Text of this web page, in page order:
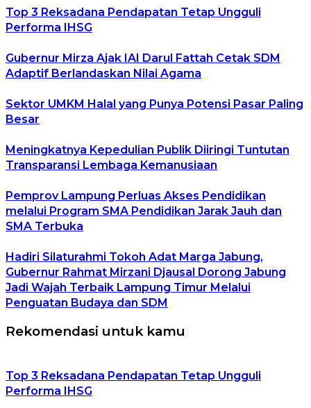
Top 3 Reksadana Pendapatan Tetap Ungguli
Performa IHSG
Gubernur Mirza Ajak IAI Darul Fattah Cetak SDM
Adaptif Berlandaskan Nilai Agama
Sektor UMKM Halal yang Punya Potensi Pasar Paling
Besar
Meningkatnya Kepedulian Publik Diiringi Tuntutan
Transparansi Lembaga Kemanusiaan
Pemprov Lampung Perluas Akses Pendidikan
melalui Program SMA Pendidikan Jarak Jauh dan
SMA Terbuka
Hadiri Silaturahmi Tokoh Adat Marga Jabung,
Gubernur Rahmat Mirzani Djausal Dorong Jabung
Jadi Wajah Terbaik Lampung Timur Melalui
Penguatan Budaya dan SDM
Rekomendasi untuk kamu
Top 3 Reksadana Pendapatan Tetap Ungguli
Performa IHSG